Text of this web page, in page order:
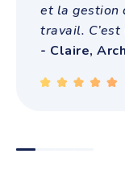
et la gestion
travail.
- Claire,